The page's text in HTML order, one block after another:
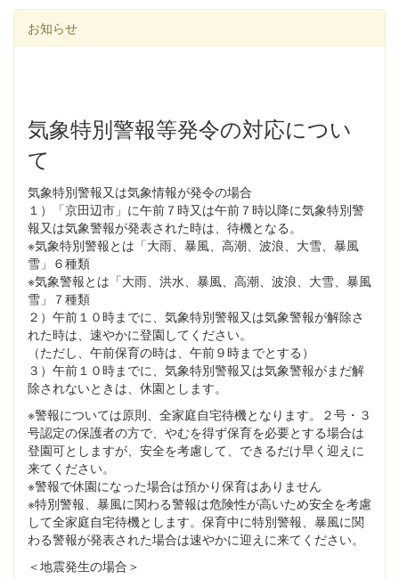
お知らせ
気象特別警報等発令の対応につい
て
気象特別警報又は気象情報が発令の場合
１）「京田辺市」に午前７時又は午前７時以降に気象特別警
報又は気象警報が発表された時は、待機となる。
※気象特別警報とは「大雨、暴風、高潮、波浪、大雪、暴風
雪」６種類
※気象警報とは「大雨、洪水、暴風、高潮、波浪、大雪、暴風
雪」７種類
２）午前１０時までに、気象特別警報又は気象警報が解除さ
れた時は、速やかに登園してください。
（ただし、午前保育の時は、午前９時までとする）
３）午前１０時までに、気象特別警報又は気象警報がまだ解
除されないときは、休園とします。
※警報については原則、全家庭自宅待機となります。２号・３
号認定の保護者の方で、やむを得ず保育を必要とする場合は
登園可としますが、安全を考慮して、できるだけ早く迎えに
来てください。
※警報で休園になった場合は預かり保育はありません
※特別警報、暴風に関わる警報は危険性が高いため安全を考慮
して全家庭自宅待機とします。保育中に特別警報、暴風に関
わる警報が発表された場合は速やかに迎えに来てください。
＜地震発生の場合＞